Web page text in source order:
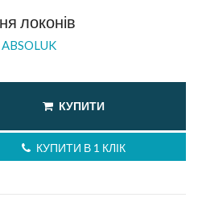
локонів
КУПИТИ
КУПИТИ В 1 КЛІК